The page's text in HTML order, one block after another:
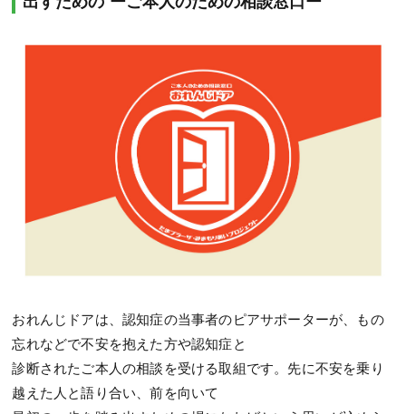
おれんじドアは、認知症の当事者のピアサポーターが、もの
忘れなどで不安を抱えた方や認知症と
診断されたご本人の相談を受ける取組です。先に不安を乗り
越えた人と語り合い、前を向いて